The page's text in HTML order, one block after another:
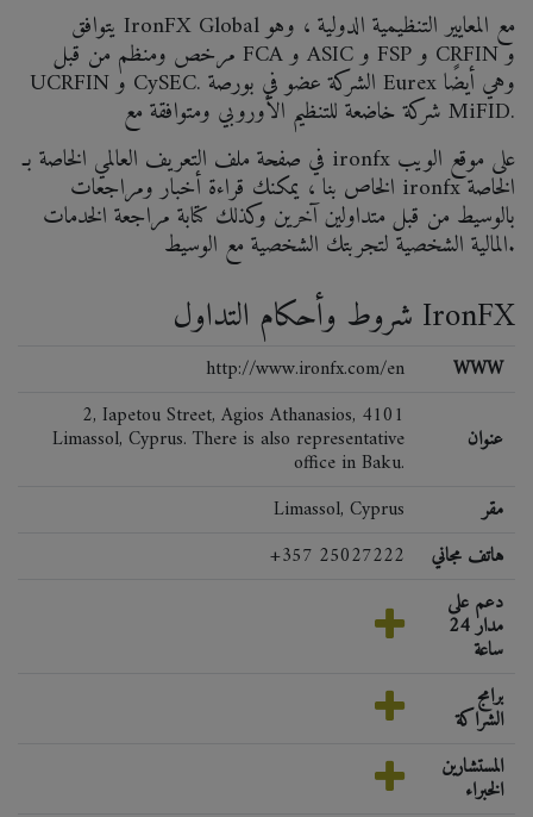
يتوافق IronFX Global مع المعايير التنظيمية الدولية ، وهو
مرخص ومنظم من قبل FCA و ASIC و FSP و CRFIN و
UCRFIN و CySEC. الشركة عضو في بورصة Eurex وهي أيضًا
شركة خاضعة للتنظيم الأوروبي ومتوافقة مع MiFID.
في صفحة ملف التعريف العالمي الخاصة بـ ironfx على موقع الويب
الخاص بنا ، يمكنك قراءة أخبار ومراجعات ironfx الخاصة
بالوسيط من قبل متداولين آخرين وكذلك كتابة مراجعة الخدمات
المالية الشخصية لتجربتك الشخصية مع الوسيط.
شروط وأحكام التداول IronFX
http://www.ironfx.com/en
WWW
2, Iapetou Street, Agios Athanasios, 4101
Limassol, Cyprus. There is also representative
office in Baku.
عنوان
Limassol, Cyprus
مقر
+357 25027222
هاتف مجاني
دعم على
مدار 24
ساعة
برامج
الشراكة
المستشارين
الخبراء